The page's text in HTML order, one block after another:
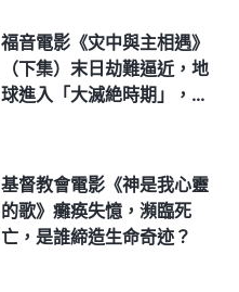
福音電影《灾中與主相遇》
（下集）末日劫難逼近，地
球進入「大滅絶時期」，人
基督教會電影《神是我心靈
的歌》癱痪失憶，瀕臨死
亡，是誰締造生命奇迹？